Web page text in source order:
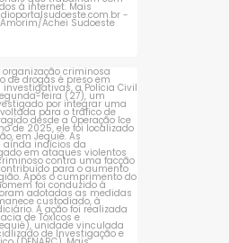
organização criminosa
...
1 0